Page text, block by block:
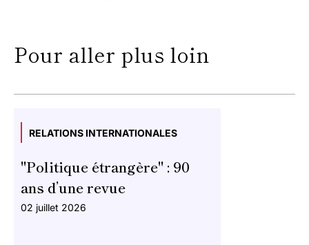
Pour aller plus loin
RELATIONS INTERNATIONALES
"Politique étrangère" : 90
ans d’une revue
02 juillet 2026